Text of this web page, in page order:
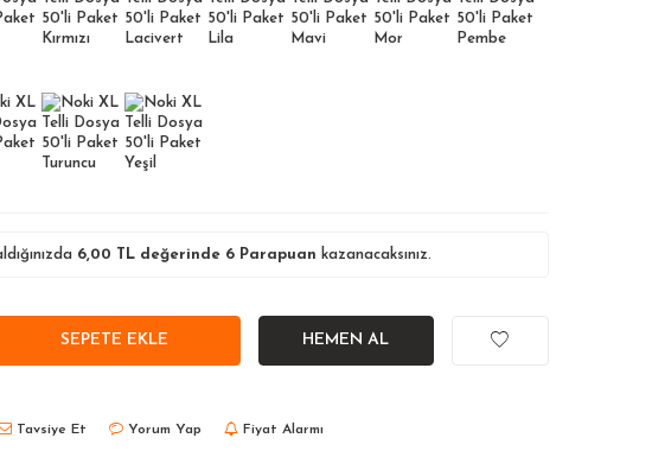
6,00 TL değerinde 6 Parapuan kazanacaksınız.
SEPETE EKLE HEMEN AL
Tavsiye Et Yorum Yap Fiyat Alarmı